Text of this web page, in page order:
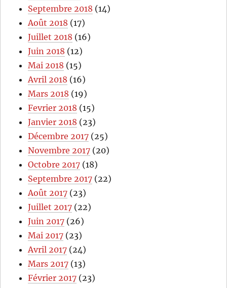
Septembre 2018 (14)
Août 2018 (17)
Juillet 2018 (16)
Juin 2018 (12)
Mai 2018 (15)
Avril 2018 (16)
Mars 2018 (19)
Fevrier 2018 (15)
Janvier 2018 (23)
Décembre 2017 (25)
Novembre 2017 (20)
Octobre 2017 (18)
Septembre 2017 (22)
Août 2017 (23)
Juillet 2017 (22)
Juin 2017 (26)
Mai 2017 (23)
Avril 2017 (24)
Mars 2017 (13)
Février 2017 (23)